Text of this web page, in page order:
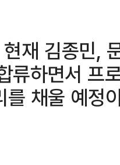
재 김종민,
류하면서 프
를 채울 예정